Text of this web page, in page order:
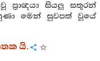
ප්‍රාඥයා සියලු සතුරන්
මෙන් සුවපත් වූයේ
යි.